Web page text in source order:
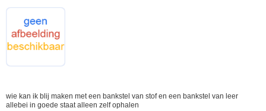
wie kan ik blij maken met een bankstel van stof en een bankstel van leer
allebei in goede staat alleen zelf ophalen